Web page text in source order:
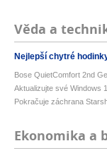
Věda a
Nejlepší chytré
Bose QuietComfort 2nd
Aktualizujte své Windows
Pokračuje záchrana
Ekonomika a